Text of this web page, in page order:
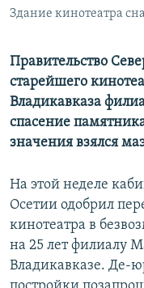
Все сайты РСЕ/РС
Здание кинотеатра
Правительство
старейшего
Владикавказа
спасение
значения взялся
На этой неделе
Осетии одобрил
кинотеатра в
на 25 лет филиалу
Владикавказе. Де-